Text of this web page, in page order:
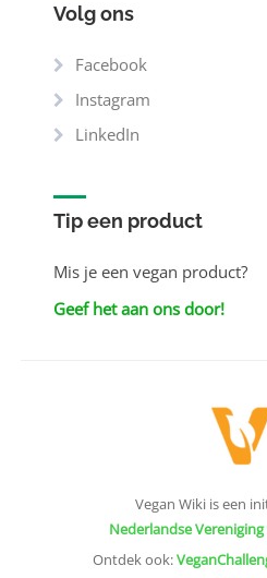
Volg ons
Facebook
Instagram
LinkedIn
Tip een product
Mis je een vegan product?
Geef het aan ons door!
Vegan Wiki is een
Nederlandse
Ontdek ook: